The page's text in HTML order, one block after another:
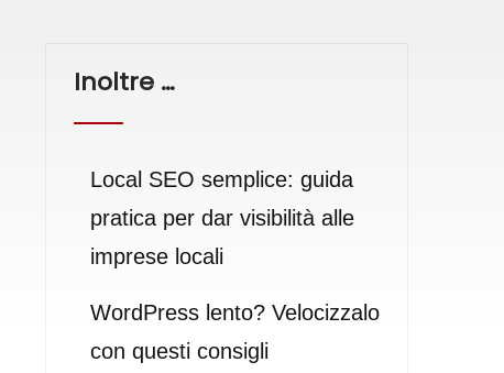
Inoltre …
Local SEO semplice: guida
pratica per dar visibilità alle
imprese locali
WordPress lento? Velocizzalo
con questi consigli